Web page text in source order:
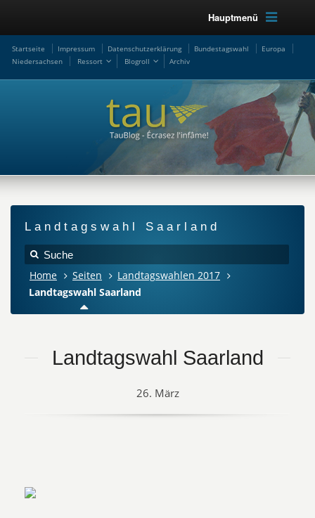
Hauptmenü
Startseite Impressum Datenschutzerklärung Bundestagswahl
Europa
Niedersachsen
Ressort Blogroll Archiv
Landtagswahl Saarland
Home Seiten
Landtagswahlen 2017
Landtagswahl Saarland
Landtagswahl Saarland
26. März